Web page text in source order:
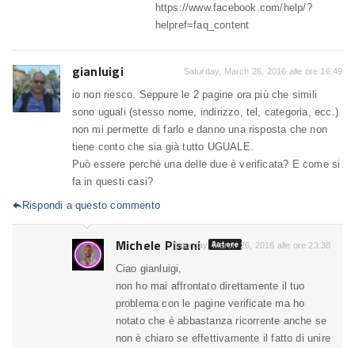
https://www.facebook.com/help/?
helpref=faq_content
gianluigi Saturday, March 26, 2016 alle ore 16:49
io non riesco. Seppure le 2 pagine ora più che simili
sono uguali (stesso nome, indirizzo, tel, categoria, ecc.)
non mi permette di farlo e danno una risposta che non
tiene conto che sia già tutto UGUALE.
Può essere perchè una delle due è verificata? E come si
fa in questi casi?
Rispondi a questo commento
Michele Pisani Autore
Saturday, March 26, 2016 alle ore 23:38
Ciao gianluigi,
non ho mai affrontato direttamente il tuo
problema con le pagine verificate ma ho
notato che è abbastanza ricorrente anche se
non è chiaro se effettivamente il fatto di unire